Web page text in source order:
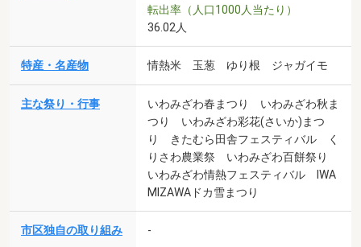
転出率（人口1000人当たり）
36.02人
特産・名産物 情熱米 玉葱 ゆり根 ジャガイモ
主な祭り・行事
いわみざわ春まつり いわみざわ秋ま
つり いわみざわ彩花(さいか)まつ
り きたむら田舎フェスティバル く
りさわ農業祭 いわみざわ百餅祭り
いわみざわ情熱フェスティバル IWA
MIZAWAドカ雪まつり
市区独自の取り組み -